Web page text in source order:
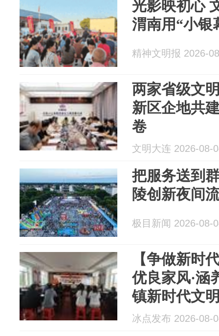
光影映初心
渭南用“小银
精神文明报 2026-
两家省级文
新区企地共
卷
文明大连 2026-08-
把服务送到
陵创新夜间
极目新闻 2026-08-
【争做新时
优良家风·
镇新时代文
设主题宣讲
冰点发布 2026-08-